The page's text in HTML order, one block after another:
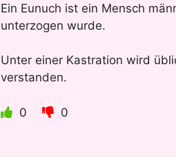
Ein Eunuch ist ein Mensch
unterzogen wurde.
Unter einer Kastration wird
verstanden.
0 0